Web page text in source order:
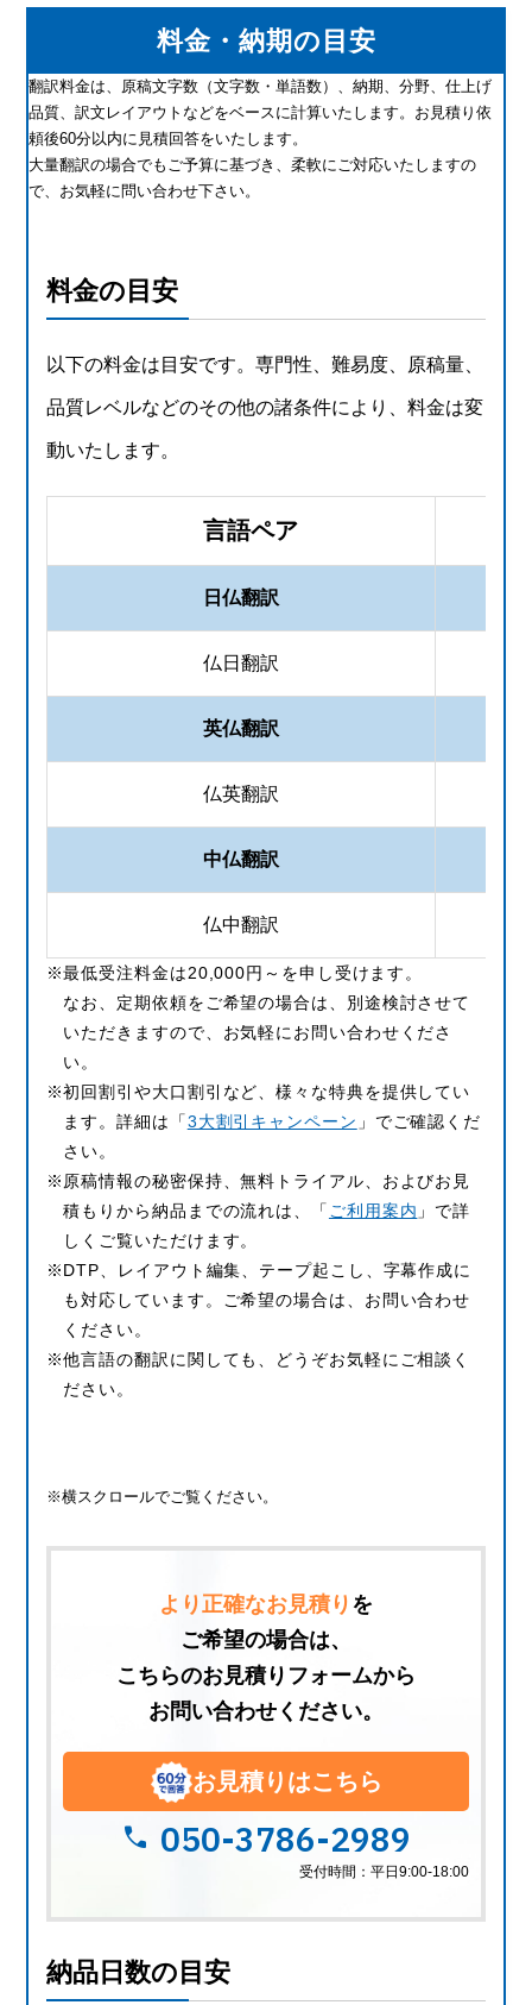
料金・納期の目安
翻訳料金は、原稿文字数（文字数・単語数）、納期、分野、仕上げ
品質、訳文レイアウトなどをベースに計算いたします。お見積り依
頼後60分以内に見積回答をいたします。
大量翻訳の場合でもご予算に基づき、柔軟にご対応いたしますの
で、お気軽に問い合わせ下さい。
料金の目安
以下の料金は目安です。専門性、難易度、原稿量、
品質レベルなどのその他の諸条件により、料金は変
動いたします。
言語ペア
日仏翻訳
仏日翻訳
英仏翻訳
仏英翻訳
中仏翻訳
仏中翻訳
最低受注料金は20,000円～を申し受けます。
なお、定期依頼をご希望の場合は、別途検討させて
いただきますので、お気軽にお問い合わせくださ
い。
初回割引や大口割引など、様々な特典を提供してい
ます。詳細は「3大割引キャンペーン 」でご確認くだ
さい。
原稿情報の秘密保持、無料トライアル、およびお見
積もりから納品までの流れは、「 ご利用案内 」で詳
しくご覧いただけます。
DTP、レイアウト編集、テープ起こし、字幕作成に
も対応しています。ご希望の場合は、お問い合わせ
ください。
他言語の翻訳に関しても、どうぞお気軽にご相談く
ださい。
※横スクロールでご覧ください。
より正確なお見積り を
ご希望の場合は、
こちらのお見積りフォームから
お問い合わせください。
お見積りはこちら
call 050-3786-2989
受付時間：平日9:00-18:00
納品日数の目安